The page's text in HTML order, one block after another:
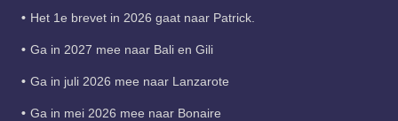
Het 1e brevet in 2026 gaat naar Patrick.
Ga in 2027 mee naar Bali en Gili
Ga in juli 2026 mee naar Lanzarote
Ga in mei 2026 mee naar Bonaire